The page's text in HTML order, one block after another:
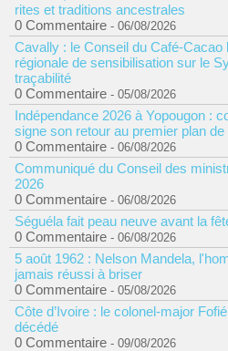
rites et traditions ancestrales
0 Commentaire - 06/08/2026
Cavally : le Conseil du Café-Cacao
régionale de sensibilisation sur le
traçabilité
0 Commentaire - 05/08/2026
Indépendance 2026 à Yopougon :
signe son retour au premier plan
0 Commentaire - 06/08/2026
Communiqué du Conseil des
2026
0 Commentaire - 06/08/2026
Séguéla fait peau neuve avant la
0 Commentaire - 06/08/2026
5 août 1962 : Nelson Mandela,
jamais réussi à briser
0 Commentaire - 05/08/2026
Côte d’Ivoire : le colonel-major
décédé
0 Commentaire - 09/08/2026